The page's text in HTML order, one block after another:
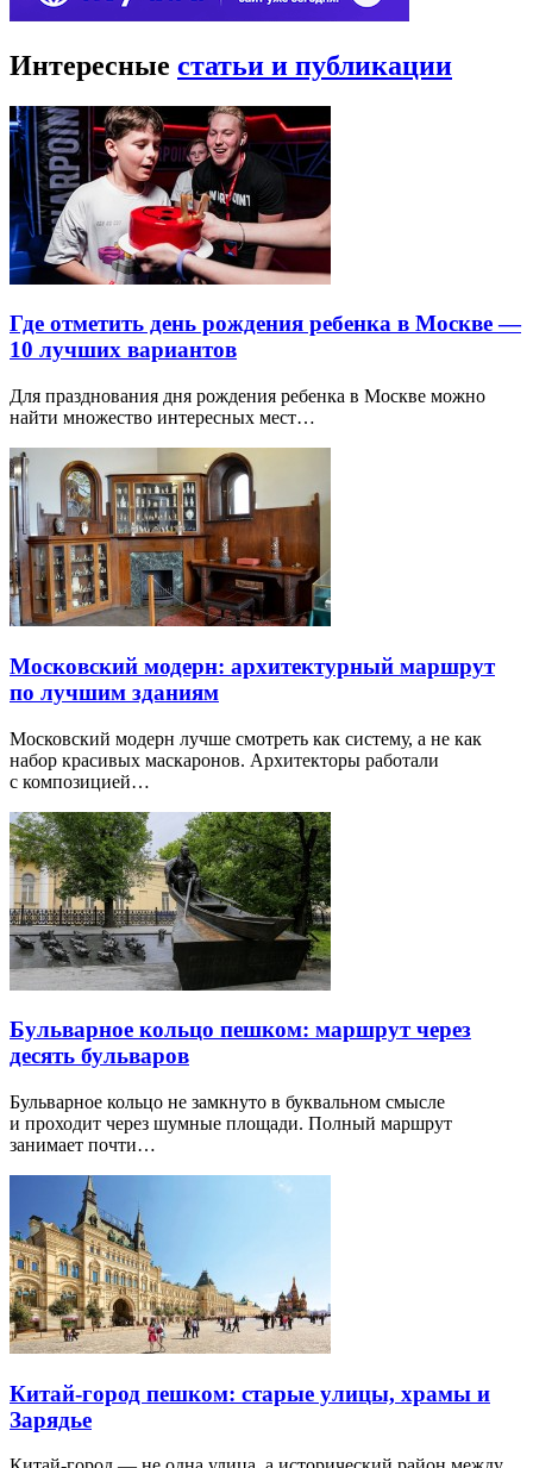
Интересные статьи и публикации
Где отметить день рождения ребенка в Москве —
10 лучших вариантов
Для празднования дня рождения ребенка в Москве можно
найти множество интересных мест…
Московский модерн: архитектурный маршрут
по лучшим зданиям
Московский модерн лучше смотреть как систему, а не как
набор красивых маскаронов. Архитекторы работали
с композицией…
Бульварное кольцо пешком: маршрут через
десять бульваров
Бульварное кольцо не замкнуто в буквальном смысле
и проходит через шумные площади. Полный маршрут
занимает почти…
Китай-город пешком: старые улицы, храмы и
Зарядье